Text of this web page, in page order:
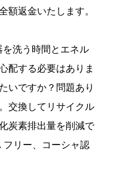
額返金いたします。
洗う時間とエネル
配する必要はありま
いですか？問題あり
交換してリサイクル
炭素排出量を削減で
フリー、コーシャ認